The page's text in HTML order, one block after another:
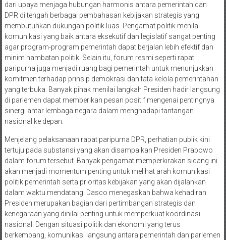
dari upaya menjaga hubungan harmonis antara pemerintah dan
DPR di tengah berbagai pembahasan kebijakan strategis yang
membutuhkan dukungan politik luas. Pengamat politik menilai
komunikasi yang baik antara eksekutif dan legislatif sangat penting
agar program-program pemerintah dapat berjalan lebih efektif dan
minim hambatan politik. Selain itu, forum resmi seperti rapat
paripurna juga menjadi ruang bagi pemerintah untuk menunjukkan
komitmen terhadap prinsip demokrasi dan tata kelola pemerintahan
yang terbuka. Banyak pihak menilai langkah Presiden hadir langsung
di parlemen dapat memberikan pesan positif mengenai pentingnya
sinergi antar lembaga negara dalam menghadapi tantangan
nasional ke depan.
Menjelang pelaksanaan rapat paripurna DPR, perhatian publik kini
tertuju pada substansi yang akan disampaikan Presiden Prabowo
dalam forum tersebut. Banyak pengamat memperkirakan sidang ini
akan menjadi momentum penting untuk melihat arah komunikasi
politik pemerintah serta prioritas kebijakan yang akan dijalankan
dalam waktu mendatang. Dasco menegaskan bahwa kehadiran
Presiden merupakan bagian dari pertimbangan strategis dan
kenegaraan yang dinilai penting untuk memperkuat koordinasi
nasional. Dengan situasi politik dan ekonomi yang terus
berkembang, komunikasi langsung antara pemerintah dan parlemen